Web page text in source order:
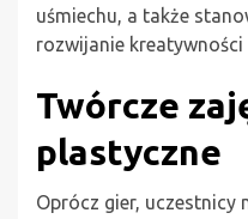
uśmiechu, a także
rozwijanie
Twórcze
plastyczne
Oprócz gier, uczestnicy